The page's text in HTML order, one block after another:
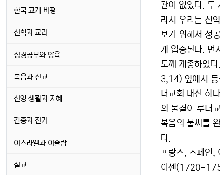
관이 없었다. 두
라서 우리는 신
보기 위해서 성
게 입증된다. 먼
도께 개종하였
3,14) 앞에서 등
터교회 대신 하
의 물결이 루터
복음의 불씨를
다.
프랑스, 스페인,
이센(1720-
한국 교계 비평
신학과 교리
성경공부와 양육
복음과 선교
신앙 생활과 지혜
간증과 전기
이스라엘과 이슬람
설교